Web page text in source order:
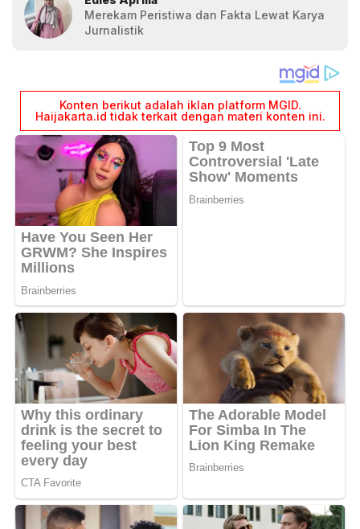
Merekam Peristiwa dan Fakta Lewat Karya
Jurnalistik